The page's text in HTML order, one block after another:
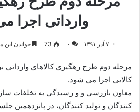
وارداتی اجرا
۷ آذر ۱۳۹۱ ۰ 73 خواندن این مطلب 2
مرحله دوم طرح رهگيري كالاهاي وارداتي
كالايي اجرا مي شود.
معاون بازرسي و و رسيدگي به تخلفات
كنندگان و توليد كنندگان، در پانزدهمين